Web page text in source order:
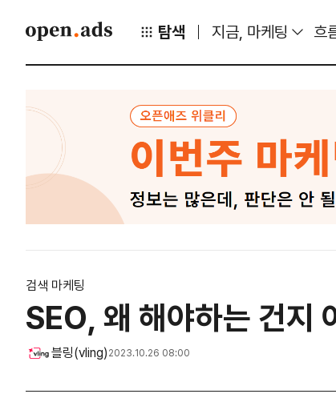
탐색 지금, 마케팅 흐
검색 마케팅
SEO, 왜 해야하는 건지
블링(vling) 2023.10.26 08:00